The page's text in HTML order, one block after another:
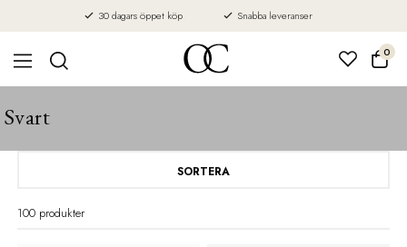
30 dagars öppet köp Snabba leveranser
0
Svart
SORTERA
100 produkter